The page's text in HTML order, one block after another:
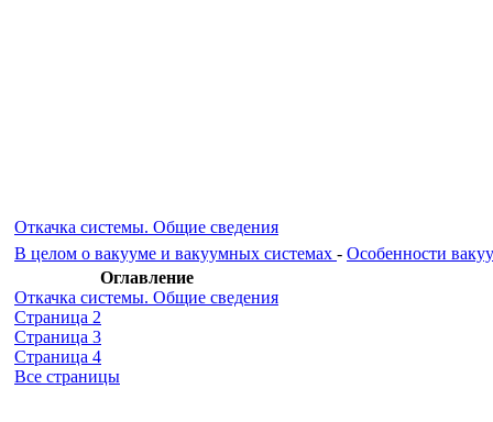
Откачка системы. Общие сведения
В целом о вакууме и вакуумных системах - Особенности
Оглавление
Откачка системы. Общие сведения
Страница 2
Страница 3
Страница 4
Все страницы